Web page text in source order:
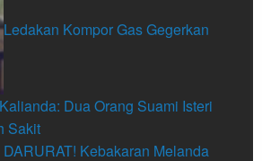
Ledakan Kompor Gas Gegerkan
Dua Orang Suami Isteri
Sakit
DARURAT! Kebakaran Melanda